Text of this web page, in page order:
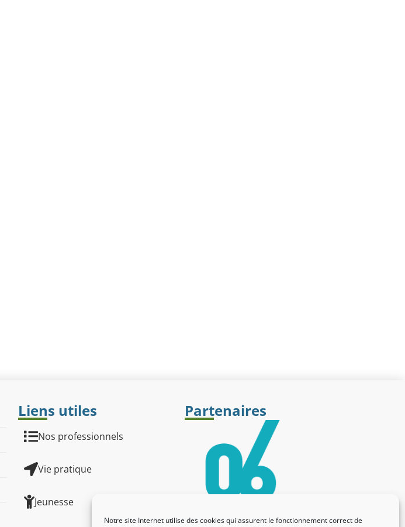
Notre site Internet utilise des cookies qui assurent le fonctionnement correct de
Liens utiles
Nos professionnels
Vie pratique
Jeunesse
Partenaires